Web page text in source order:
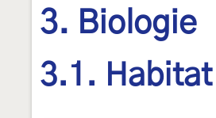
3. Biologie
3.1. Habitat